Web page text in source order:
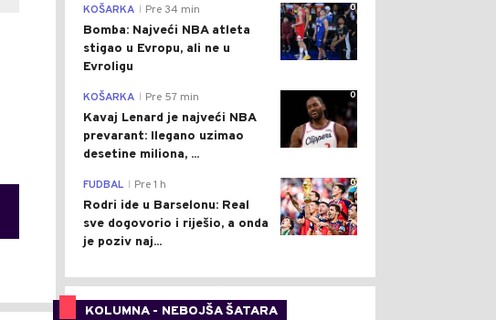
0
KOŠARKA Pre 34 min
Bomba: Najveći NBA atleta
stigao u Evropu, ali ne u
Evroligu
0
KOŠARKA Pre 57 min
Kavaj Lenard je najveći NBA
prevarant: Ilegano uzimao
desetine miliona, ...
0
FUDBAL Pre 1 h
Rodri ide u Barselonu: Real
sve dogovorio i riješio, a onda
je poziv naj...
KOLUMNA - NEBOJŠA ŠATARA